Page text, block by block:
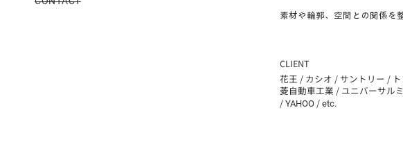
素材や輪郭、空間との関係を
CLIENT
花王 / カシオ / サントリー /
菱自動車工業 / ユニバーサル
/ YAHOO / etc.